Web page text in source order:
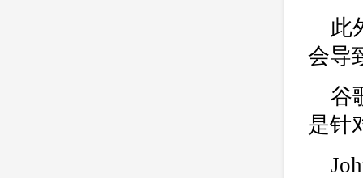
此
会导
谷
是针